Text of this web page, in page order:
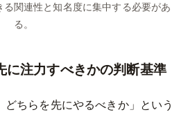
関連性と知名度に集中する必要があ
る。
に注力すべきかの判断基準
どちらを先にやるべきか」という